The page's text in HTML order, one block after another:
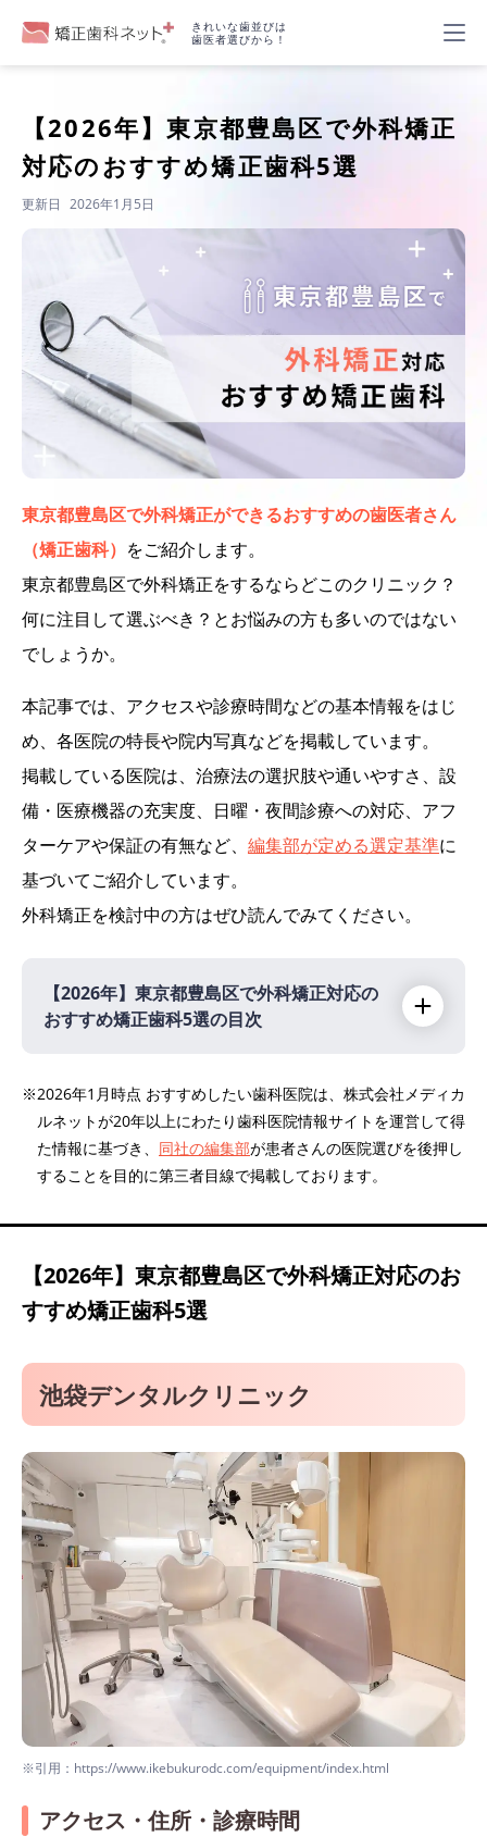
きれいな歯並びは
歯医者選びから！
【2026年】東京都豊島区で外科矯正
対応のおすすめ矯正歯科5選
更新日 2026年1月5日
東京都豊島区で外科矯正ができるおすすめの歯医者さん
（矯正歯科） をご紹介します。
東京都豊島区で外科矯正をするならどこのクリニック？
何に注目して選ぶべき？とお悩みの方も多いのではない
でしょうか。
本記事では、アクセスや診療時間などの基本情報をはじ
め、各医院の特長や院内写真などを掲載しています。
掲載している医院は、治療法の選択肢や通いやすさ、設
備・医療機器の充実度、日曜・夜間診療への対応、アフ
ターケアや保証の有無など、 編集部が定める選定基準に
基づいてご紹介しています。
外科矯正を検討中の方はぜひ読んでみてください。
【2026年】 東京都豊島区で外科矯正対応の
おすすめ矯正歯科5選の目次
池袋デンタルクリニック
池袋キュア矯正歯科
池袋 まるやま矯正歯科
尾崎矯正歯科クリニック (医療法人社団 四誓
会)
※2026年1月時点 おすすめしたい歯科医院は、株式会社メディカ
ルネットが20年以上にわたり歯科医院情報サイトを運営して得
た情報に基づき、 同社の編集部が患者さんの医院選びを後押し
することを目的に第三者目線で掲載しております。
【2026年】 東京都豊島区で外科矯正対応のお
すすめ矯正歯科5選
池袋デンタルクリニック
※引用：https://www.ikebukurodc.com/equipment/index.html
アクセス・住所・診療時間